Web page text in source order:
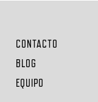
CONTACTO
BLOG
EQUIPO